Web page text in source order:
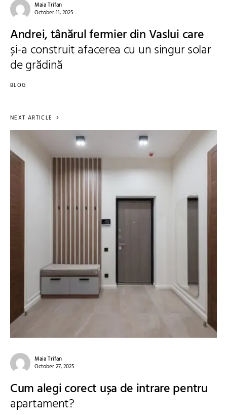
Maia Trifan
October 11, 2025
Andrei, tânărul fermier din Vaslui care
și-a construit afacerea cu un singur solar
de grădină
BLOG
NEXT ARTICLE
Maia Trifan
October 27, 2025
Cum alegi corect ușa de intrare pentru
apartament?